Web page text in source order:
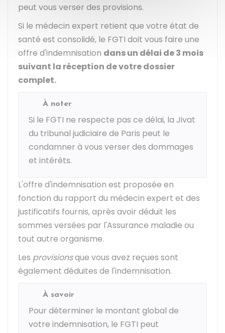
peut vous verser des provisions.
Si le médecin expert retient que votre état de
santé est consolidé, le FGTI doit vous faire une
offre d'indemnisation dans un délai de 3 mois
suivant la réception de votre dossier
complet.
À noter
Si le FGTI ne respecte pas ce délai, la Jivat
du tribunal judiciaire de Paris peut le
condamner à vous verser des dommages
et intérêts.
L'offre d'indemnisation est proposée en
fonction du rapport du médecin expert et des
justificatifs fournis, après avoir déduit les
sommes versées par l'Assurance maladie ou
tout autre organisme.
Les provisionsque vous avez reçues sont
également déduites de l'indemnisation.
À savoir
Pour déterminer le montant global de
votre indemnisation, le FGTI peut